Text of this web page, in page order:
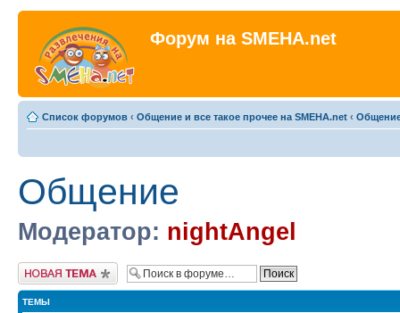
Форум на SMEHA.net
Список форумов ‹ Общение и все такое прочее на SMEHA.net ‹
Общение
Модератор: nightAngel
Новая тема
ТЕМЫ